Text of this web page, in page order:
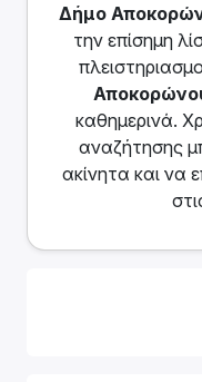
Δήμο
την επίσημη
καθημερινά.
αναζήτησης
ακίνητα και να